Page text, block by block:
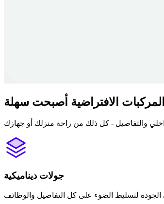
الافتراضية أصبحت سهلة
جولات ديناميكية